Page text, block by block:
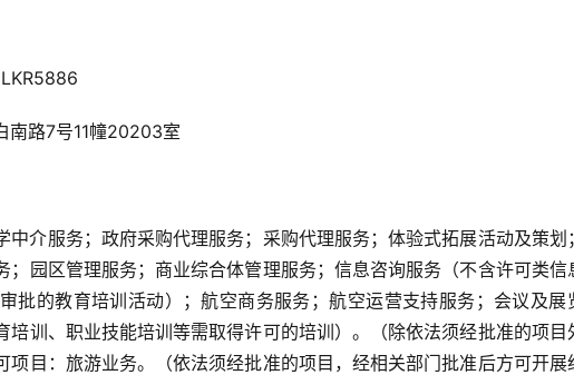
南路7号11幢20203室
中介服务；政府采购代理服务；采购代理服务；体验式拓展活动及策划
园区管理服务；商业综合体管理服务；信息咨询服务（不含许可类信
批的教育培训活动）；航空商务服务；航空运营支持服务；会议及展
训、职业技能培训等需取得许可的培训）。（除依法须经批准的项目
目：旅游业务。（依法须经批准的项目，经相关部门批准后方可开展